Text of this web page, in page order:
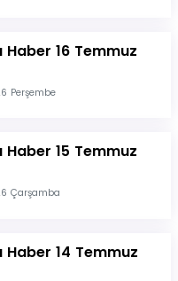
Haber 16 Temmuz
Perşembe
Haber 15 Temmuz
Çarşamba
Haber 14 Temmuz